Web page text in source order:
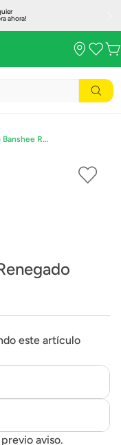
ahora!
Halo Vehículo Banshee Renegado Mega Bloks
este artículo